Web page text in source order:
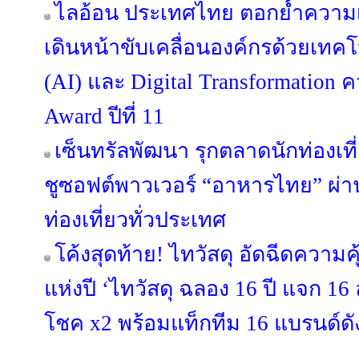
ไลอ้อน ประเทศไทย ตอกย้ำควา
เดินหน้าขับเคลื่อนองค์กรด้วยเท
(AI) และ Digital Transformation ค
Award ปีที่ 11
เซ็นทรัลพัฒนา รุกตลาดนักท่องเ
ชูซอฟต์พาวเวอร์ “อาหารไทย” ผ่า
ท่องเที่ยวทั่วประเทศ
โค้งสุดท้าย! ไทวัสดุ อัดฉีดควา
แห่งปี ‘ไทวัสดุ ฉลอง 16 ปี แจก
โชค x2 พร้อมแท็กทีม 16 แบรนด์